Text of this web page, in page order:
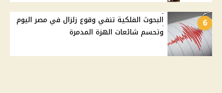
6
البحوث الفلكية تنفي وقوع زلزال في مصر اليوم
وتحسم شائعات الهزة المدمرة